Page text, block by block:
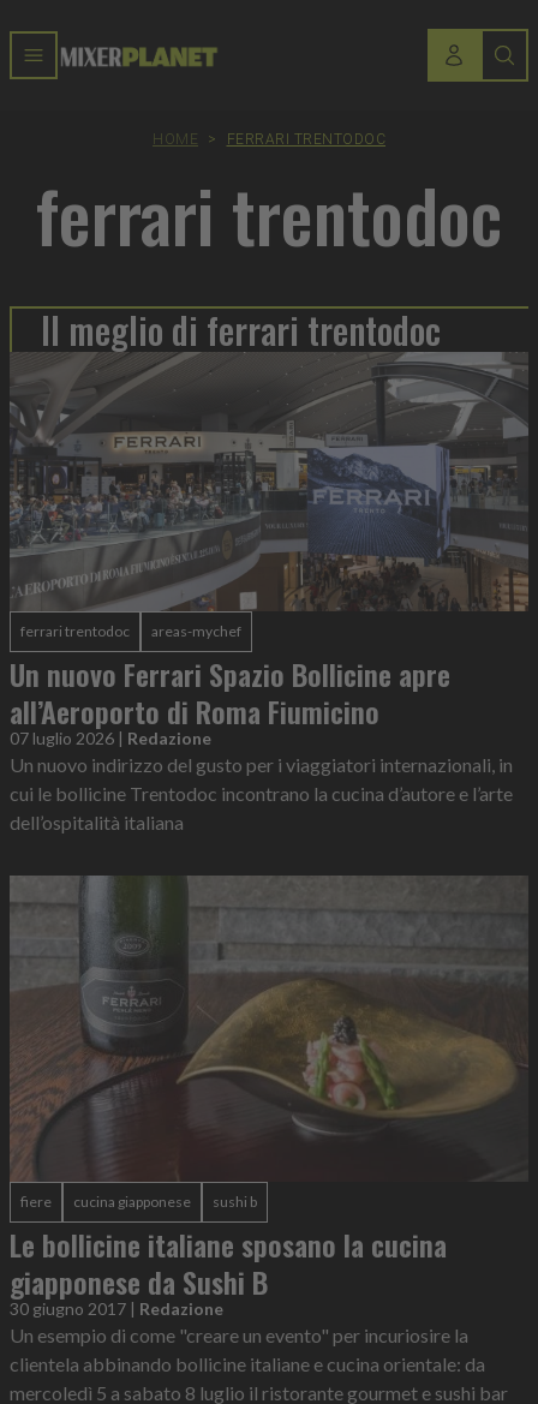
HOME > FERRARI TRENTODOC
ferrari trentodoc
Il meglio di ferrari trentodoc
ferrari trentodoc areas-mychef
Un nuovo Ferrari Spazio Bollicine apre
all’Aeroporto di Roma Fiumicino
07 luglio 2026 | Redazione
Un nuovo indirizzo del gusto per i viaggiatori internazionali, in
cui le bollicine Trentodoc incontrano la cucina d’autore e l’arte
dell’ospitalità italiana
fiere cucina giapponese sushi b
Le bollicine italiane sposano la cucina
giapponese da Sushi B
30 giugno 2017 Redazione
Un esempio di come "creare un evento" per incuriosire la
clientela abbinando bollicine italiane e cucina orientale: da
mercoledì 5 a sabato 8 luglio il ristorante gourmet e sushi bar